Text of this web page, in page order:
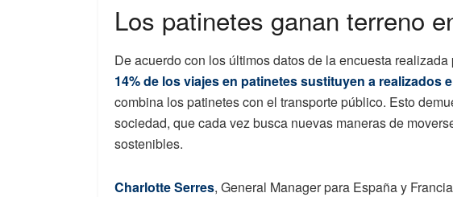
Los patinetes ganan terreno
De acuerdo con los últimos datos de la encuesta
14% de los viajes en patinetes sustituyen a realizados
combina los patinetes con el transporte público. Esto
sociedad, que cada vez busca nuevas maneras de
sostenibles.
Charlotte Serres, General Manager para España y